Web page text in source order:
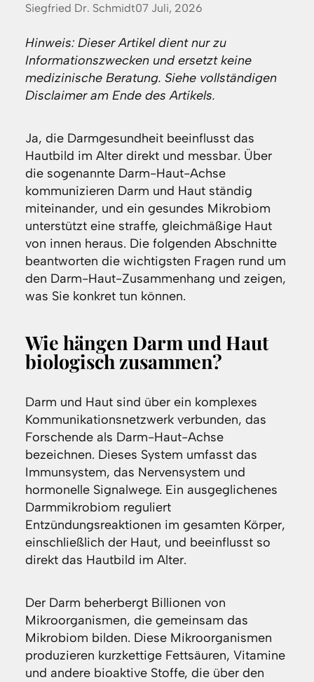
Posted
Siegfried Dr. Schmidt07 Juli, 2026
Hinweis: Dieser Artikel dient nur zu
Informationszwecken und ersetzt keine
medizinische Beratung. Siehe vollständigen
Disclaimer am Ende des Artikels.
Ja, die Darmgesundheit beeinflusst das
Hautbild im Alter direkt und messbar. Über
die sogenannte Darm-Haut-Achse
kommunizieren Darm und Haut ständig
miteinander, und ein gesundes Mikrobiom
unterstützt eine straffe, gleichmäßige Haut
von innen heraus. Die folgenden Abschnitte
beantworten die wichtigsten Fragen rund um
den Darm-Haut-Zusammenhang und zeigen,
was Sie konkret tun können.
Wie hängen Darm und Haut
biologisch zusammen?
Darm und Haut sind über ein komplexes
Kommunikationsnetzwerk verbunden, das
Forschende als Darm-Haut-Achse
bezeichnen. Dieses System umfasst das
Immunsystem, das Nervensystem und
hormonelle Signalwege. Ein ausgeglichenes
Darmmikrobiom reguliert
Entzündungsreaktionen im gesamten Körper,
einschließlich der Haut, und beeinflusst so
direkt das Hautbild im Alter.
Der Darm beherbergt Billionen von
Mikroorganismen, die gemeinsam das
Mikrobiom bilden. Diese Mikroorganismen
produzieren kurzkettige Fettsäuren, Vitamine
und andere bioaktive Stoffe, die über den